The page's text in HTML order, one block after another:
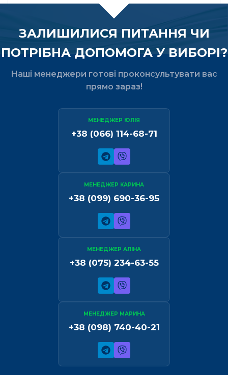
ЗАЛИШИЛИСЯ ПИТАННЯ ЧИ
ПОТРІБНА ДОПОМОГА У ВИБОРІ?
Наші менеджери готові проконсультувати вас
прямо зараз!
МЕНЕДЖЕР ЮЛІЯ
+38 (066) 114-68-71
МЕНЕДЖЕР КАРИНА
+38 (099) 690-36-95
МЕНЕДЖЕР АЛІНА
+38 (075) 234-63-55
МЕНЕДЖЕР МАРИНА
+38 (098) 740-40-21